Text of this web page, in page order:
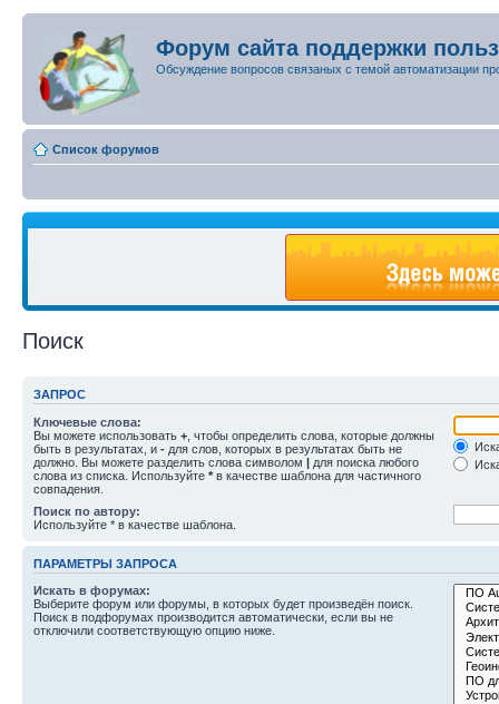
Форум сайта поддержки
Обсуждение вопросов связаных с темой автоматизации
Список форумов
Поиск
ЗАПРОС
Ключевые слова:
Вы можете использовать + , чтобы определить слова, которые должны
быть в результатах, и - для слов, которых в результатах быть не
должно. Вы можете разделить слова символом | для поиска любого
слова из списка. Используйте * в качестве шаблона для частичного
совпадения.
Поиск по автору:
Используйте * в качестве шаблона.
ПАРАМЕТРЫ ЗАПРОСА
Искать в форумах:
Выберите форум или форумы, в которых будет произведён поиск.
Поиск в подфорумах производится автоматически, если вы не
отключили соответствующую опцию ниже.